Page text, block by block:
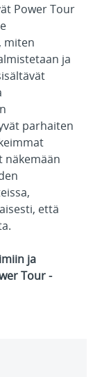
Power Tour
miten
ja
parhaiten
näkemään
että
ja
Tour -